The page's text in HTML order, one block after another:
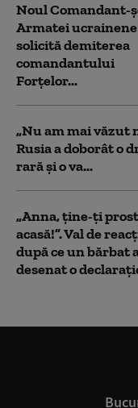
Noul Comandant-
Armatei ucrainene
solicită demiterea
comandantului
Forțelor...
„Nu am mai văzut
Rusia a doborât o
rară și o va...
„Anna, ţine-ţi
acasă!”. Val de
după ce un bărbat
desenat o